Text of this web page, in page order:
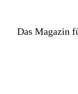
Das Magazin